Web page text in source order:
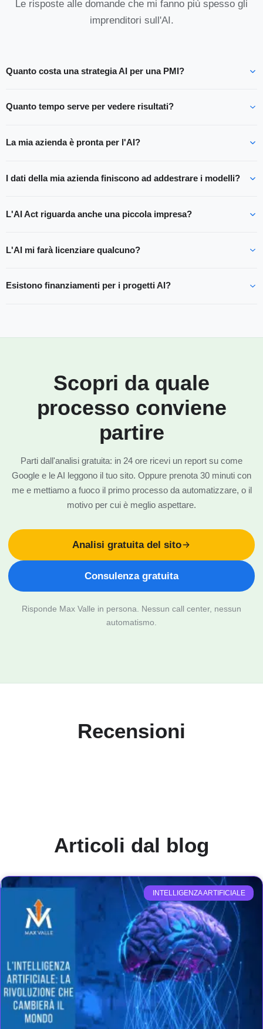
Le risposte alle domande che mi fanno più spesso gli
imprenditori sull'AI.
Quanto costa una strategia AI per una PMI?
Quanto tempo serve per vedere risultati?
La mia azienda è pronta per l'AI?
I dati della mia azienda finiscono ad addestrare i modelli?
L'AI Act riguarda anche una piccola impresa?
L'AI mi farà licenziare qualcuno?
Esistono finanziamenti per i progetti AI?
Scopri da quale
processo conviene
partire
Parti dall'analisi gratuita: in 24 ore ricevi un report su come
Google e le AI leggono il tuo sito. Oppure prenota 30 minuti con
me e mettiamo a fuoco il primo processo da automatizzare, o il
motivo per cui è meglio aspettare.
Analisi gratuita del sito
Consulenza gratuita
Risponde Max Valle in persona. Nessun call center, nessun
automatismo.
Recensioni
Articoli dal blog
INTELLIGENZA ARTIFICIALE